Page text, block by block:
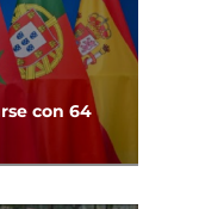
con 64